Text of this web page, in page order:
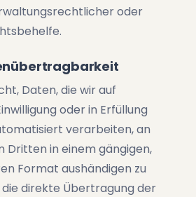
oder
Daten, die wir auf
oder in Erfüllung
verarbeiten, an
Dritten in einem gängigen,
Format aushändigen zu
die direkte Übertragung der